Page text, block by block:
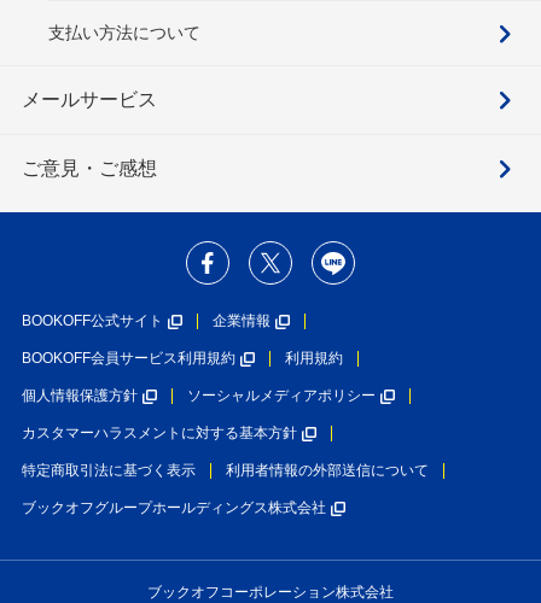
支払い方法について
メールサービス
ご意見・ご感想
BOOKOFF公式サイト 企業情報
BOOKOFF会員サービス利用規約 利用規約
個人情報保護方針 ソーシャルメディアポリシー
カスタマーハラスメントに対する基本方針
特定商取引法に基づく表示 利用者情報の外部送信について
ブックオフグループホールディングス株式会社
ブックオフコーポレーション株式会社